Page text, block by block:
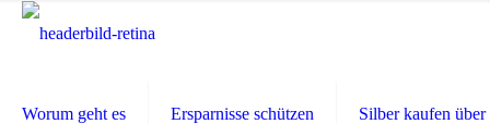
Worum geht es Ersparnisse schützen Silber kaufen